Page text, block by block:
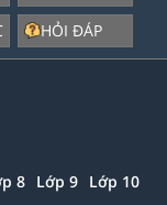
HỎI ĐÁP
8 Lớp 9 Lớp 10